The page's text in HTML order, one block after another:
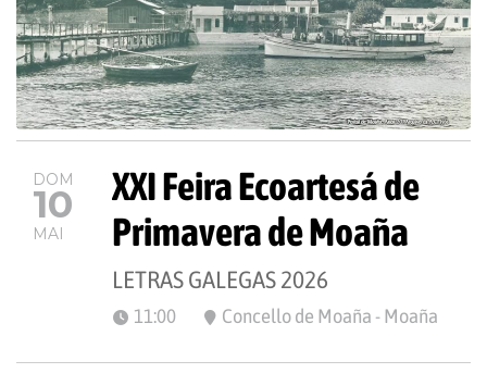
DOM
10
MAI
XXI Feira Ecoartesá de
Primavera de Moaña
LETRAS GALEGAS 2026
11:00 Concello de Moaña - Moaña